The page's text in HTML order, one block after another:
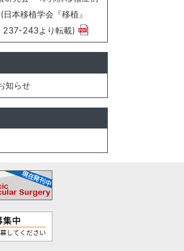
本移植学会『移植』
243より転載)
知らせ